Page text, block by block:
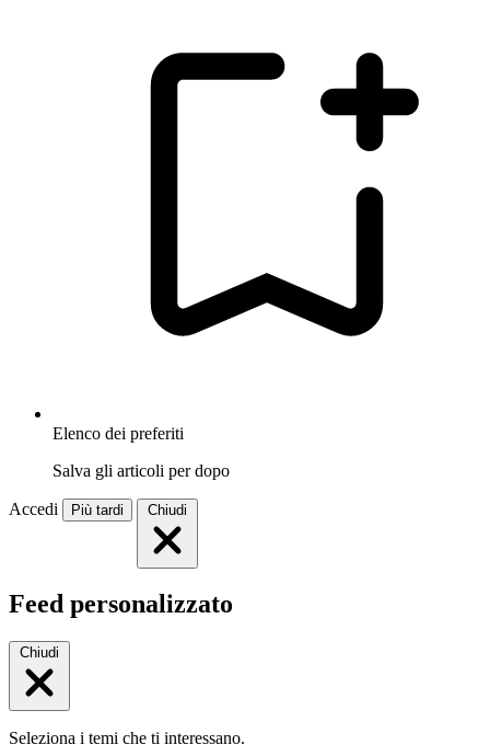
Elenco dei preferiti
Salva gli articoli per dopo
Accedi Più tardi Chiudi
Feed personalizzato
Chiudi
Seleziona i temi che ti interessano.